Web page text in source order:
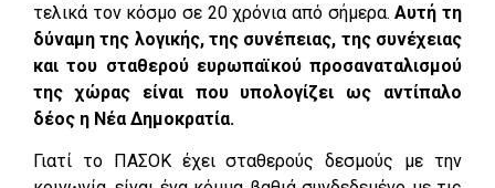
τελικά τον κόσμο σε 20 χρόνια από σήμερα.Αυτή τη
δύναμη της λογικής, της συνέπειας, της συνέχειας
και του σταθερού ευρωπαϊκού προσαναταλισμού
της χώρας είναι που υπολογίζει ως αντίπαλο
δέος η Νέα Δημοκρατία.
Γιατί το ΠΑΣΟΚ έχει σταθερούς δεσμούς με την